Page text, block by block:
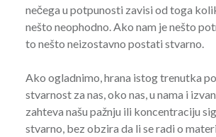
nečega u potpunosti zavisi od toga
nešto neophodno. Ako nam je nešto
to nešto neizostavno postati stvarno.
Ako ogladnimo, hrana istog trenutka
stvarnost za nas, oko nas, u nama i
zahteva našu pažnju ili koncentraciju
stvarno, bez obzira da li se radi o